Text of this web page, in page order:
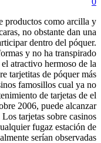
productos como arcilla y
no obstante dan una
dentro del póquer.
y no ha transpirado
atractivo hermoso de la
tarjetitas de póquer más
famosillos cual ya no
de tarjetas de el
2006, puede alcanzar
tarjetas sobre casinos
fugaz estación de
serían observadas.